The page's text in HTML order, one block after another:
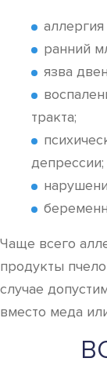
ранний
язва
тракта;
депрессии;
Чаще всего
продукты
случае
вместо меда